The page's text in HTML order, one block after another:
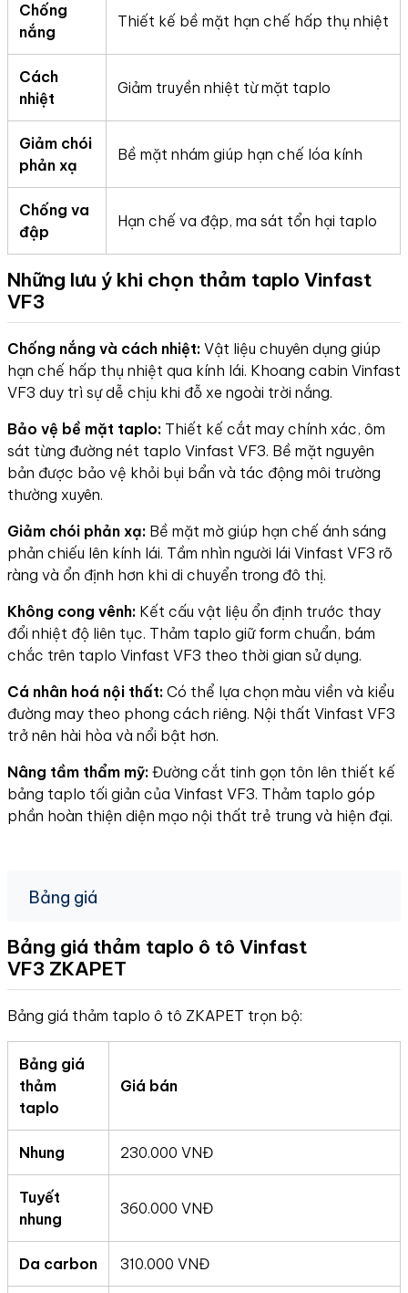
Chống
nắng
Thiết kế bề mặt hạn chế hấp thụ nhiệt
Cách
nhiệt
Giảm truyền nhiệt từ mặt taplo
Giảm chói
phản xạ
Bề mặt nhám giúp hạn chế lóa kính
Chống va
đập
Hạn chế va đập, ma sát tổn hại taplo
Những lưu ý khi chọn thảm taplo Vinfast
VF3
Chống nắng và cách nhiệt: Vật liệu chuyên dụng giúp
hạn chế hấp thụ nhiệt qua kính lái. Khoang cabin Vinfast
VF3 duy trì sự dễ chịu khi đỗ xe ngoài trời nắng.
Bảo vệ bề mặt taplo: Thiết kế cắt may chính xác, ôm
sát từng đường nét taplo Vinfast VF3. Bề mặt nguyên
bản được bảo vệ khỏi bụi bẩn và tác động môi trường
thường xuyên.
Giảm chói phản xạ: Bề mặt mờ giúp hạn chế ánh sáng
phản chiếu lên kính lái. Tầm nhìn người lái Vinfast VF3 rõ
ràng và ổn định hơn khi di chuyển trong đô thị.
Không cong vênh: Kết cấu vật liệu ổn định trước thay
đổi nhiệt độ liên tục. Thảm taplo giữ form chuẩn, bám
chắc trên taplo Vinfast VF3 theo thời gian sử dụng.
Cá nhân hoá nội thất: Có thể lựa chọn màu viền và kiểu
đường may theo phong cách riêng. Nội thất Vinfast VF3
trở nên hài hòa và nổi bật hơn.
Nâng tầm thẩm mỹ: Đường cắt tinh gọn tôn lên thiết kế
bảng taplo tối giản của Vinfast VF3. Thảm taplo góp
phần hoàn thiện diện mạo nội thất trẻ trung và hiện đại.
Bảng giá
Bảng giá thảm taplo ô tô Vinfast
VF3 ZKAPET
Bảng giá thảm taplo ô tô ZKAPET trọn bộ:
Bảng giá
thảm
taplo
Giá bán
Nhung 230.000 VNĐ
Tuyết
nhung
360.000 VNĐ
Da carbon 310.000 VNĐ